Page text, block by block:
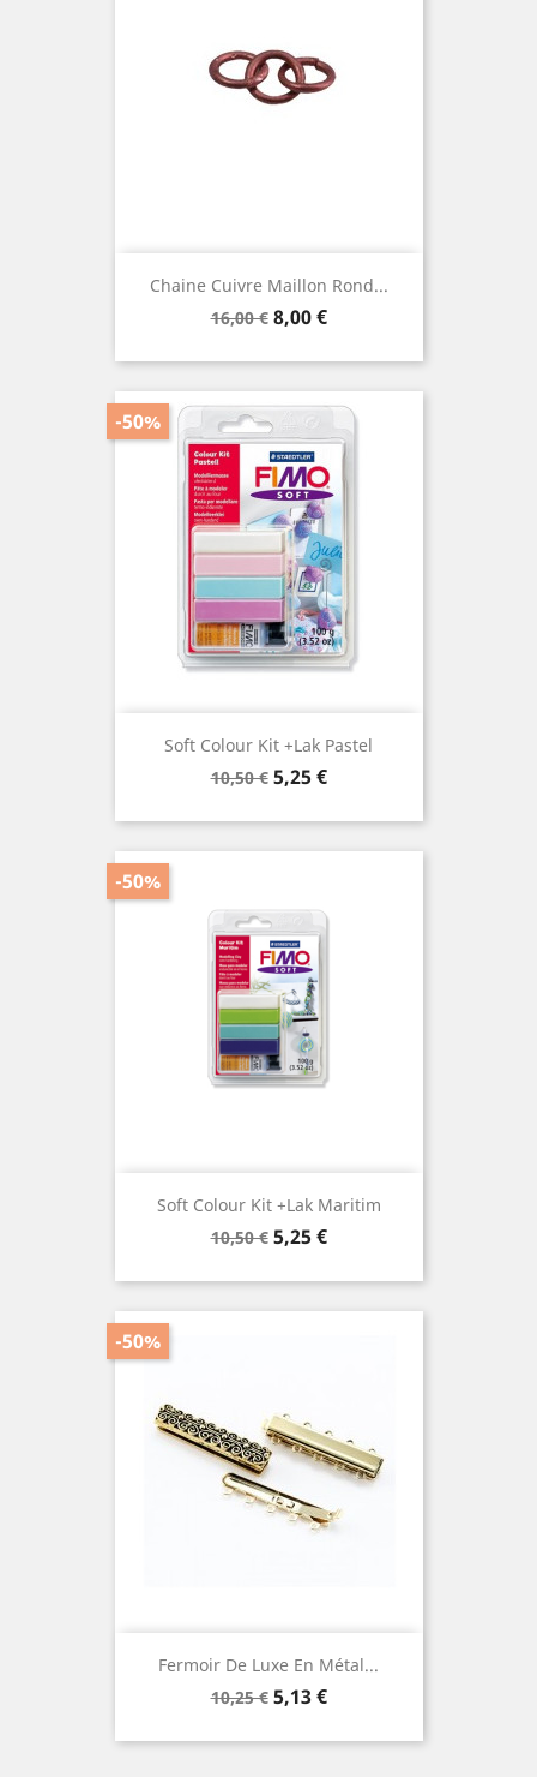
Chaine Cuivre Maillon Rond...
Prix
base
16,00 € Prix
8,00 €
Soft Colour Kit +lak Pastel
Prix
base
10,50 €
-50%
Prix
5,25 €
Soft Colour Kit +lak Maritim
Prix
base
10,50 €
-50%
Prix
5,25 €
Fermoir De Luxe En Métal...
Prix
base
10,25 €
-50%
Prix
5,13 €